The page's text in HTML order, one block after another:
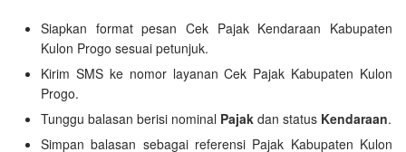
Siapkan format pesan Cek Pajak Kendaraan Kabupaten
Kulon Progo sesuai petunjuk.
Kirim SMS ke nomor layanan Cek Pajak Kabupaten Kulon
Progo.
Tunggu balasan berisi nominal Pajak dan status Kendaraan.
Simpan balasan sebagai referensi Pajak Kabupaten Kulon